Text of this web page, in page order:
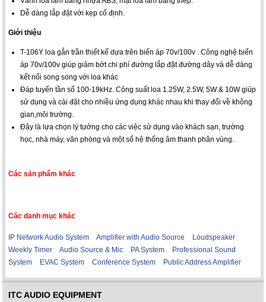
Dễ dàng lắp đặt với kẹp cố định.
Giới thiệu
T-106Y loa gắn trần thiết kế dựa trên biến áp 70v/100v . Công nghệ biến
áp 70v/100v giúp giảm bớt chi phí đường lắp đặt đường dây và dễ dàng
kết nối song song với loa khác
Đáp tuyến tần số 100-19kHz. Công suất loa 1.25W, 2.5W, 5W & 10W giúp
sử dụng và cài đặt cho nhiều ứng dụng khác nhau khi thay đổi về không
gian,môi trường.
Đây là lựa chọn lý tưởng cho các việc sử dụng vào khách sạn, trường
học, nhà máy, văn phòng và một số hệ thống âm thanh phân vùng.
Các sản phẩm khác
Các danh mục khác
IP Network Audio System Amplifier with Audio Source
Loudspeaker
Weekly Timer
Audio Source & Mic PA System
Professional Sound
System
EVAC System Conference System Public Address Amplifier
ITC AUDIO EQUIPMENT